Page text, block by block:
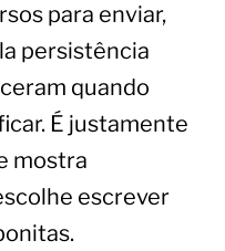
para enviar,
persistência
quando
É justamente
mostra
escrever